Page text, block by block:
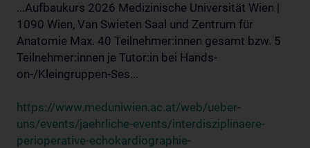
...Aufbaukurs 2026 Medizinische Universität Wien |
1090 Wien, Van Swieten Saal und Zentrum für
Anatomie Max. 40 Teilnehmer:innen gesamt bzw. 5
Teilnehmer:innen je Tutor:in bei Hands-
on-/Kleingruppen-Ses...
https://www.meduniwien.ac.at/web/ueber-
uns/events/jaehrliche-events/interdisziplinaere-
perioperative-echokardiographie-